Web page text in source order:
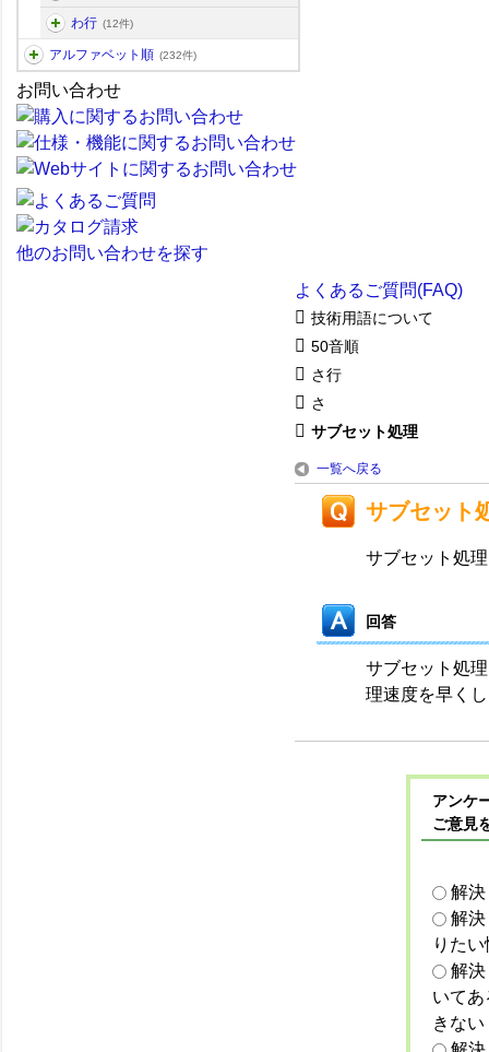
わ行 (12件)
アルファベット順 (232件)
お問い合わせ
他のお問い合わせを探す
よくあるご質問(FAQ)
技術用語について
50音順
さ行
さ
サブセット処理
一覧へ戻る
サブセット
サブセット処理
回答
サブセット処
理速度を早く
アンケ
ご意見
解
解
りた
解
いて
きない